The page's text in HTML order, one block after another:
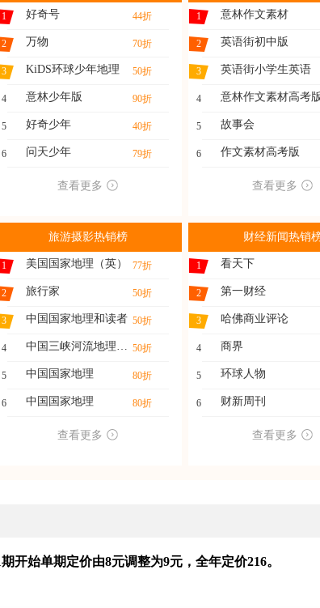
1 好奇号 44折
2 万物 70折
3 KiDS环球少年地理 50折
4 意林少年版 90折
5 好奇少年 40折
6 问天少年 79折
查看更多
1 意林作文素材
2 英语街初中版
3 英语街小学生英语
4 意林作文素材高考
5 故事会
6 作文素材高考版
查看更多
旅游摄影热销榜
1 美国国家地理（英） 77折
2 旅行家 50折
3 中国国家地理和读者 50折
4 50折
5 中国国家地理 80折
6 中国国家地理 80折
查看更多
财经新闻热销
1 看天下
2 第一财经
3 哈佛商业评论
4 商界
5 环球人物
6 财新周刊
查看更多
开始单期定价由8元调整为9元，全年定价216。